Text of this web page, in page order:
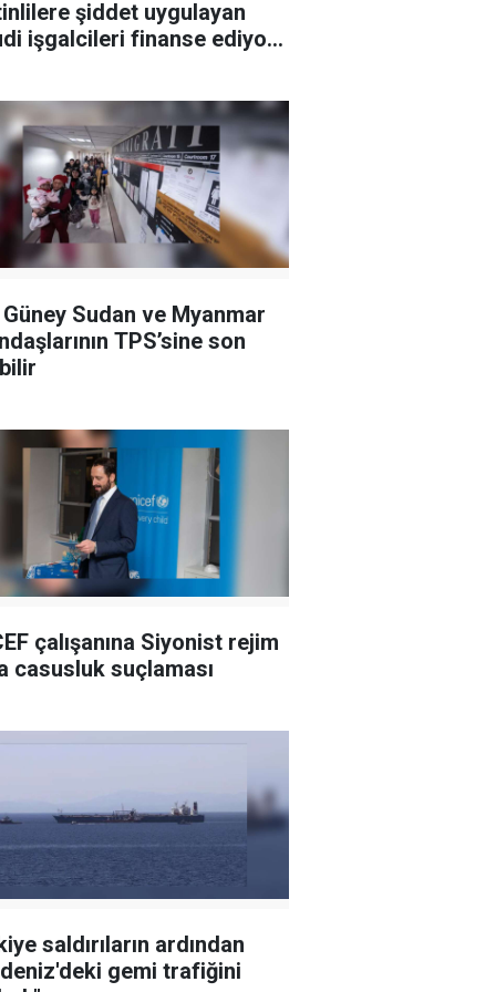
şiddet uygulayan
işgalcileri finanse ediyor
Sudan ve Myanmar
TPS’sine son
çalışanına Siyonist rejim
casusluk suçlaması
saldırıların ardından
gemi trafiğini